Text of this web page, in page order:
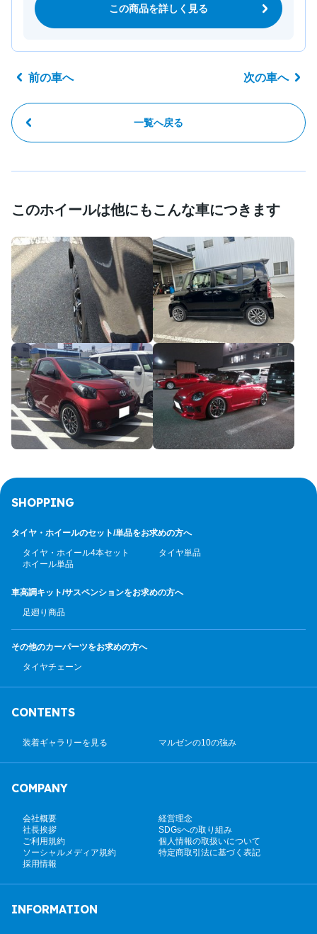
この商品を詳しく見る
前の車へ
一覧へ戻る
次の車へ
このホイールは他にもこんな車につきます
SHOPPING
タイヤ・ホイールのセット/単品をお求めの方へ
タイヤ・ホイール4本セット
タイヤ単品
ホイール単品
車高調キット/サスペンションをお求めの方へ
足廻り商品
その他のカーパーツをお求めの方へ
タイヤチェーン
CONTENTS
装着ギャラリーを見る マルゼンの10の強み
COMPANY
会社概要
経営理念
社長挨拶
SDGsへの取り組み
ご利用規約
個人情報の取扱いについて
ソーシャルメディア規約
特定商取引法に基づく表記
採用情報
INFORMATION